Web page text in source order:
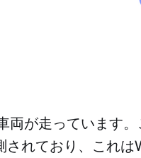
両が走っています
されており、これ